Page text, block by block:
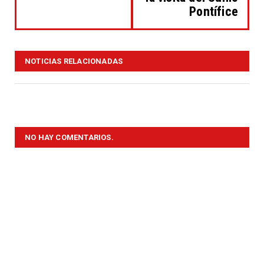
Pontífice
NOTICIAS RELACIONADAS
NO HAY COMENTARIOS.